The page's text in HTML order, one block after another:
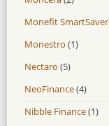
Monefit SmartSaver
Monestro (1)
Nectaro (5)
NeoFinance(4)
Nibble Finance(1)